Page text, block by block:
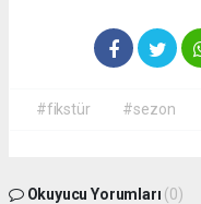
#fikstür #sezon
Okuyucu Yorumları (0)